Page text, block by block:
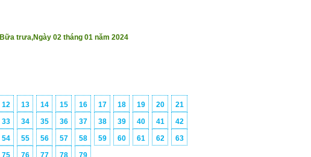
Bữa trưa,Ngày 02 tháng 01 năm 2024
12 13 14 15 16 17 18 19 20
21
33 34 35 36 37 38 39 40 41
42
54 55 56 57 58 59 60 61 62
63
75 76 77 78 79